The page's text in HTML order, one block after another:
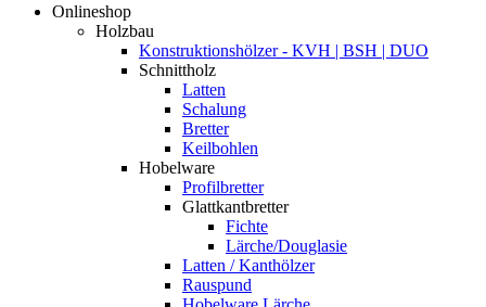
Onlineshop
Holzbau
Konstruktionshölzer - KVH | BSH | DUO
Schnittholz
Latten
Schalung
Bretter
Keilbohlen
Hobelware
Profilbretter
Glattkantbretter
Fichte
Lärche/Douglasie
Latten / Kanthölzer
Rauspund